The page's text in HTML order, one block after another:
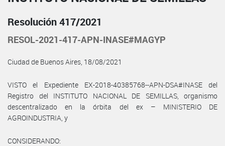
Resolución 417/2021
RESOL-2021-417-APN-INASE#MAGYP
Ciudad de Buenos Aires, 18/08/2021
VISTO el Expediente EX-2018-40385768--APN-DSA#INASE del
Registro del INSTITUTO NACIONAL DE SEMILLAS, organismo
descentralizado en la órbita del ex – MINISTERIO DE
AGROINDUSTRIA, y
CONSIDERANDO: